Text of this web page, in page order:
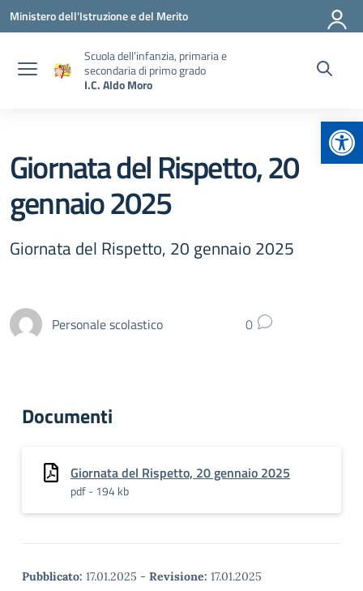
Vai ai contenuti
Vai al menu di navigazione
Vai al footer
Ministero dell'Istruzione e del Merito
Scuola dell’infanzia, primaria e
secondaria di primo grado
I.C. Aldo Moro
Giornata del Rispetto, 20
gennaio 2025
Giornata del Rispetto, 20 gennaio 2025
Personale scolastico 0
Documenti
Giornata del Rispetto, 20 gennaio 2025
pdf - 194 kb
Pubblicato: 17.01.2025 - Revisione: 17.01.2025